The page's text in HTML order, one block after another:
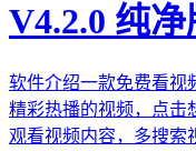
V4.2.0 纯净
软件介绍一款免费看视
精彩热播的视频，点击
观看视频内容，多搜索